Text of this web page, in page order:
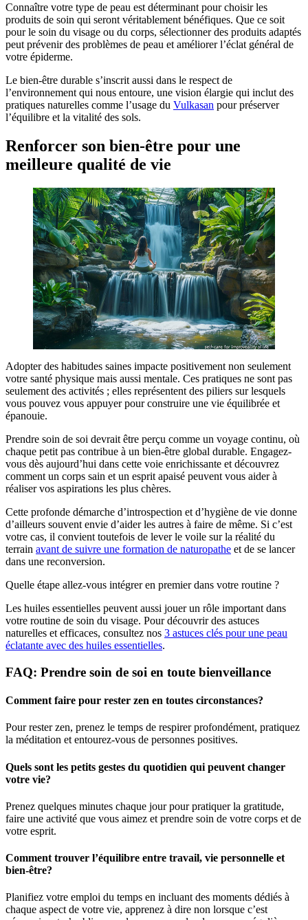
Connaître votre type de peau est déterminant pour choisir les
produits de soin qui seront véritablement bénéfiques. Que ce soit
pour le soin du visage ou du corps, sélectionner des produits adaptés
peut prévenir des problèmes de peau et améliorer l’éclat général de
votre épiderme.
Le bien-être durable s’inscrit aussi dans le respect de
l’environnement qui nous entoure, une vision élargie qui inclut des
pratiques naturelles comme l’usage du Vulkasan pour préserver
l’équilibre et la vitalité des sols.
Renforcer son bien-être pour une
meilleure qualité de vie
Adopter des habitudes saines impacte positivement non seulement
votre santé physique mais aussi mentale. Ces pratiques ne sont pas
seulement des activités ; elles représentent des piliers sur lesquels
vous pouvez vous appuyer pour construire une vie équilibrée et
épanouie.
Prendre soin de soi devrait être perçu comme un voyage continu, où
chaque petit pas contribue à un bien-être global durable. Engagez-
vous dès aujourd’hui dans cette voie enrichissante et découvrez
comment un corps sain et un esprit apaisé peuvent vous aider à
réaliser vos aspirations les plus chères.
Cette profonde démarche d’introspection et d’hygiène de vie donne
d’ailleurs souvent envie d’aider les autres à faire de même. Si c’est
votre cas, il convient toutefois de lever le voile sur la réalité du
terrain avant de suivre une formation de naturopathe et de se lancer
dans une reconversion.
Quelle étape allez-vous intégrer en premier dans votre routine ?
Les huiles essentielles peuvent aussi jouer un rôle important dans
votre routine de soin du visage. Pour découvrir des astuces
naturelles et efficaces, consultez nos 3 astuces clés pour une peau
éclatante avec des huiles essentielles.
FAQ: Prendre soin de soi en toute bienveillance
Comment faire pour rester zen en toutes circonstances?
Pour rester zen, prenez le temps de respirer profondément, pratiquez
la méditation et entourez-vous de personnes positives.
Quels sont les petits gestes du quotidien qui peuvent changer
votre vie?
Prenez quelques minutes chaque jour pour pratiquer la gratitude,
faire une activité que vous aimez et prendre soin de votre corps et de
votre esprit.
Comment trouver l’équilibre entre travail, vie personnelle et
bien-être?
Planifiez votre emploi du temps en incluant des moments dédiés à
chaque aspect de votre vie, apprenez à dire non lorsque c’est